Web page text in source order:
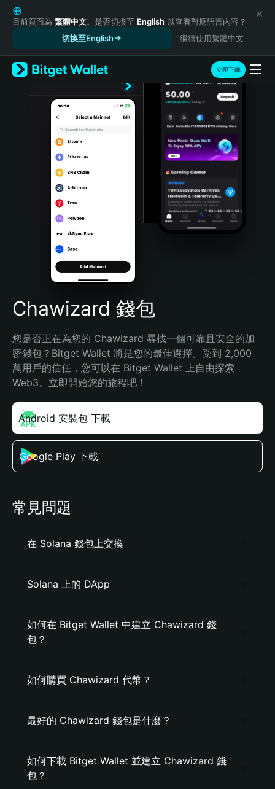
English
日本語
Русский
Español (Latinoamérica)
Türkçe
Português (Portugal)
Bahasa Indonesia
Português (Brasil)
Español (Argentina)
目前頁面為 繁體中文。是否切換至 English 以查看對應語言內容？
切換至English
繼續使用繁體中文
立即下載
Chawizard 錢包
您是否正在為您的 Chawizard 尋找一個可靠且安全的加
密錢包？Bitget Wallet 將是您的最佳選擇。受到 2,000
萬用戶的信任，您可以在 Bitget Wallet 上自由探索
Web3。立即開始您的旅程吧！
Android 安裝包 下載
Google Play 下載
常見問題
在 Solana 錢包上交換
Solana 上的 DApp
如何在 Bitget Wallet 中建立 Chawizard 錢
包？
如何購買 Chawizard 代幣？
最好的 Chawizard 錢包是什麼？
如何下載 Bitget Wallet 並建立 Chawizard 錢
包？